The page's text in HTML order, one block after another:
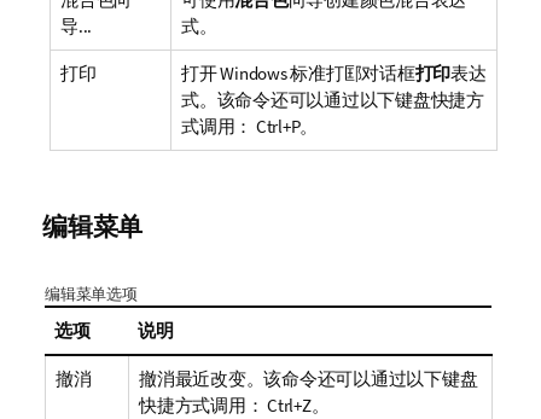
导...
式。
打印 打开 Windows 标准打邼对话框打印表达
式。该命令还可以通过以下键盘快捷方
式调用： Ctrl+P。
编辑菜单
编辑菜单选项
选项 说明
撤消
撤消最近改变。该命令还可以通过以下键盘
快捷方式调用： Ctrl+Z。